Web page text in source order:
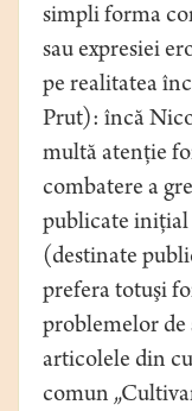
simpli forma
sau expresiei
pe realitatea
Prut): încă
multă atenţie
combatere a
publicate iniţial
(destinate
prefera totuşi
problemelor de
articolele din
comun